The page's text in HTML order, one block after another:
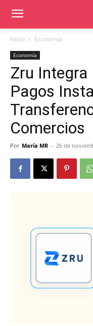
Inicio Economía
Economía
Zru Integra
Pagos
Comercios
Por María MR - 26 de